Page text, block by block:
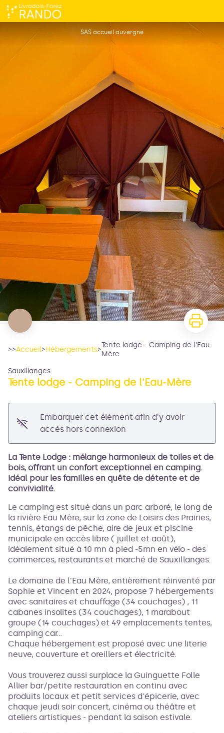
Tente lodge - Camping de l'Eau-Mère
SAS accueil auvergne
Voir l'image en plein écran
>>Accueil>Hébergements>
Tente lodge - Camping de l'Eau-
Mère
Sauxillanges
Tente lodge - Camping de l'Eau-Mère
Embarquer cet élément afin d'y avoir
accès hors connexion
La Tente Lodge : mélange harmonieux de toiles et de
bois, offrant un confort exceptionnel en camping.
Idéal pour les familles en quête de détente et de
convivialité.
Le camping est situé dans un parc arboré, le long de
la rivière Eau Mère, sur la zone de Loisirs des Prairies,
tennis, étangs de pêche, aire de jeux et piscine
municipale en accès libre ( juillet et août),
idéalement situé à 10 mn à pied -5mn en vélo - des
commerces, restaurants et marché de Sauxillanges.
Le domaine de l'Eau Mère, entièrement réinventé par
Sophie et Vincent en 2024, propose 7 hébergements
avec sanitaires et chauffage (34 couchages) , 11
cabanes insolites (34 couchages), 1 marabout
groupe (14 couchages) et 49 emplacements tentes,
camping car...
Chaque hébergement est proposé avec une literie
neuve, couverture et oreillers et électricité.
Vous trouverez aussi surplace la Guinguette Folle
Allier bar/petite restauration en continu avec
produits locaux et petit services d'épicerie, avec
chaque jeudi soir concert, cinéma ou théâtre et
ateliers artistiques - pendant la saison estivale.